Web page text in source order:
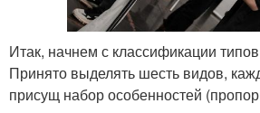
Итак, начнем с классификации
Принято выделять шесть видов,
присущ набор особенностей